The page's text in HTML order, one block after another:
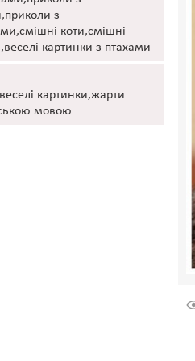
з
коти,смішні
картинки з птахами
картинки,жарти
мовою